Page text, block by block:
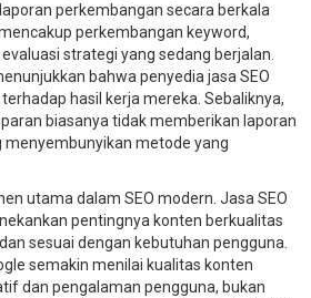
perkembangan secara berkala
perkembangan keyword,
strategi yang sedang berjalan.
bahwa penyedia jasa SEO
hasil kerja mereka. Sebaliknya,
biasanya tidak memberikan laporan
menyembunyikan metode yang
utama dalam SEO modern. Jasa SEO
pentingnya konten berkualitas
sesuai dengan kebutuhan pengguna.
semakin menilai kualitas konten
dan pengalaman pengguna, bukan